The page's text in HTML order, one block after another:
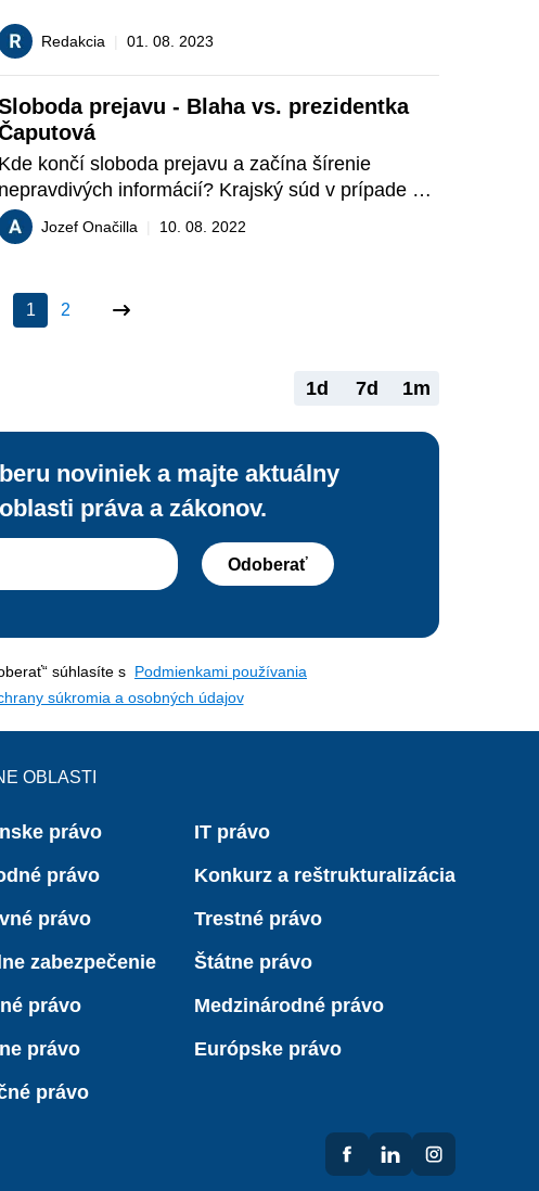
SR o voľbu poštou.
Redakcia 01. 08. 2023
prejavu - Blaha vs. prezidentka
Kde končí sloboda prejavu a začína šírenie
nepravdivých informácií? Krajský súd v prípade
a Ľuboša Blahu v plnom rozsahu
potvrdil, že poslanec Blaha protiprávne zasahuje
verbálnych útokov a šírenia nepravdivých
informácií. Prečítajte si viac v riadkoch nižšie.
Jozef Onačilla 10. 08. 2022
1 2
1d 7d 1m
noviniek a majte aktuálny
práva a zákonov.
Odoberať
súhlasíte s Podmienkami používania
súkromia a osobných údajov
OBLASTI
právo
právo
právo
zabezpečenie
právo
právo
právo
IT právo
Konkurz a reštrukturalizácia
Trestné právo
Štátne právo
Medzinárodné právo
Európske právo